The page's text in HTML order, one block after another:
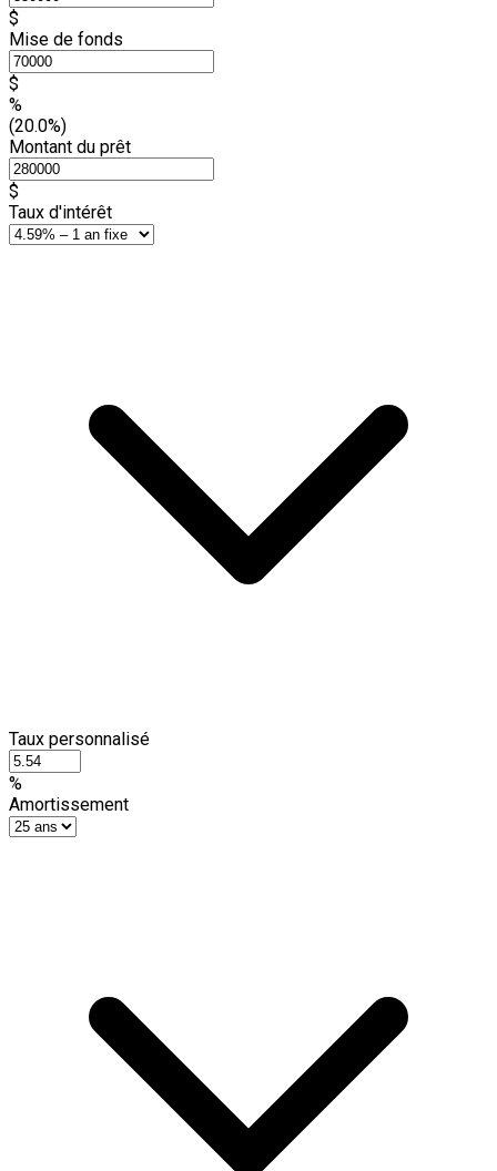
$
Mise de fonds
$
%
(20.0%)
Montant du prêt
$
Taux d'intérêt
Taux personnalisé
%
Amortissement